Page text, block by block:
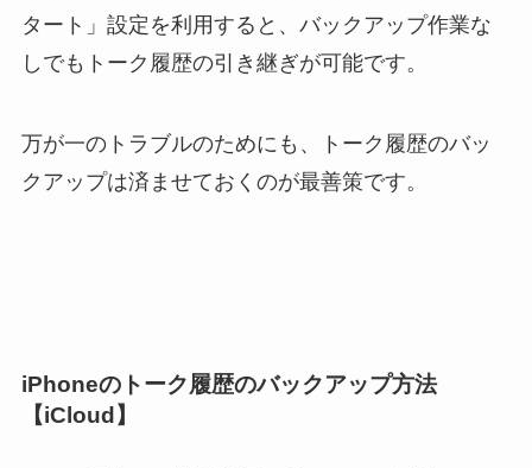
タート」設定を利用すると、バックアップ作業な
しでもトーク履歴の引き継ぎが可能です。
万が一のトラブルのためにも、トーク履歴のバッ
クアップは済ませておくのが最善策です。
iPhoneのトーク履歴のバックアップ方法
【iCloud】